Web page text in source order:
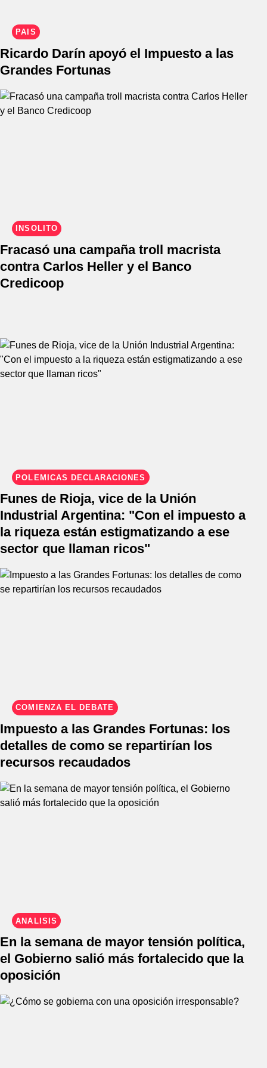
PAÍS
Ricardo Darín apoyó el Impuesto a las
Grandes Fortunas
INSÓLITO
Fracasó una campaña troll macrista
contra Carlos Heller y el Banco
Credicoop
POLÉMICAS DECLARACIONES
Funes de Rioja, vice de la Unión
Industrial Argentina: "Con el impuesto a
la riqueza están estigmatizando a ese
sector que llaman ricos"
COMIENZA EL DEBATE
Impuesto a las Grandes Fortunas: los
detalles de como se repartirían los
recursos recaudados
ANÁLISIS
En la semana de mayor tensión política,
el Gobierno salió más fortalecido que la
oposición